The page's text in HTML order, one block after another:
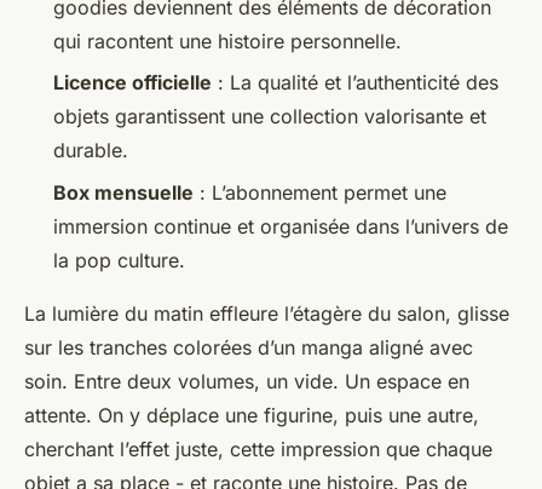
goodies deviennent des éléments de décoration
qui racontent une histoire personnelle.
Licence officielle : La qualité et l’authenticité des
objets garantissent une collection valorisante et
durable.
Box mensuelle : L’abonnement permet une
immersion continue et organisée dans l’univers de
la pop culture.
La lumière du matin effleure l’étagère du salon, glisse
sur les tranches colorées d’un manga aligné avec
soin. Entre deux volumes, un vide. Un espace en
attente. On y déplace une figurine, puis une autre,
cherchant l’effet juste, cette impression que chaque
objet a sa place - et raconte une histoire. Pas de